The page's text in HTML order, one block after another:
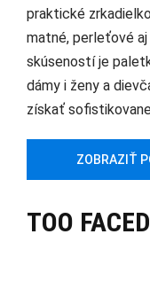
praktické
matné, perleťové
skúseností je
dámy i ženy a
získať
ZOBRAZIŤ
TOO